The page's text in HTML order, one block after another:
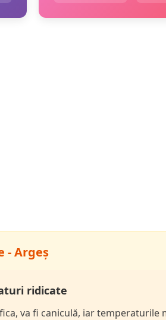
- Argeș
ridicate
va fi caniculă, iar temperaturile